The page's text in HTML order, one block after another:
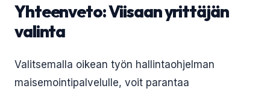
Yhteenveto: Viisaan yrittäjän
valinta
Valitsemalla oikean työn hallintaohjelman
maisemointipalvelulle, voit parantaa